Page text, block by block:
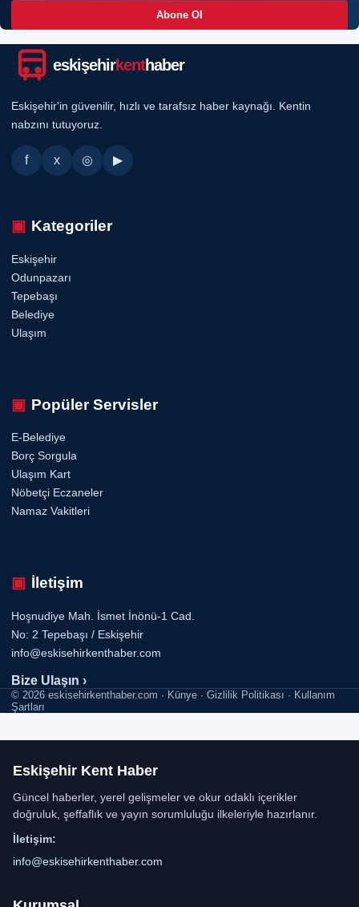
Abone Ol
eskişehirkenthaber
Eskişehir'in güvenilir, hızlı ve tarafsız haber kaynağı. Kentin
nabzını tutuyoruz.
f x ◎ ▶
Kategoriler
Eskişehir
Odunpazarı
Tepebaşı
Belediye
Ulaşım
Popüler Servisler
E-Belediye
Borç Sorgula
Ulaşım Kart
Nöbetçi Eczaneler
Namaz Vakitleri
İletişim
Hoşnudiye Mah. İsmet İnönü-1 Cad.
No: 2 Tepebaşı / Eskişehir
info@eskisehirkenthaber.com
Bize Ulaşın ›
© 2026 eskisehirkenthaber.com · Künye · Gizlilik Politikası · Kullanım
Şartları
Eskişehir Kent Haber
Güncel haberler, yerel gelişmeler ve okur odaklı içerikler
doğruluk, şeffaflık ve yayın sorumluluğu ilkeleriyle hazırlanır.
İletişim:
info@eskisehirkenthaber.com